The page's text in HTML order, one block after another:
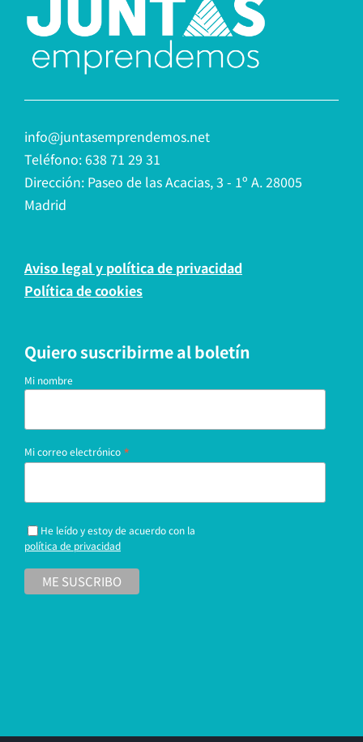
info@juntasemprendemos.net
Teléfono: 638 71 29 31
Dirección: Paseo de las Acacias, 3 - 1º A. 28005
Madrid
Aviso legal y política de privacidad
Política de cookies
Quiero suscribirme al boletín
Mi nombre
Mi correo electrónico *
He leído y estoy de acuerdo con la
política de privacidad